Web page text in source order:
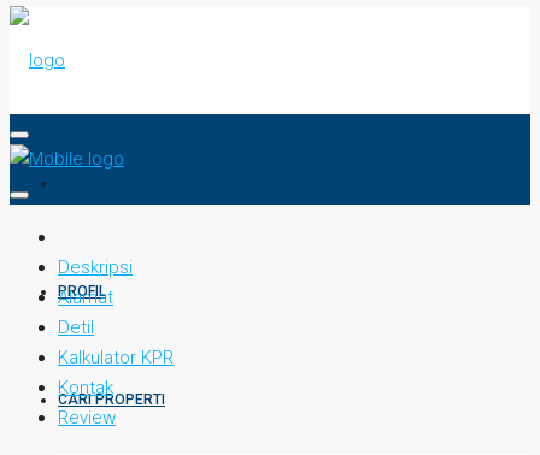
PROFIL
CARI PROPERTI
Deskripsi
Alamat
Detil
Kalkulator KPR
Kontak
Review